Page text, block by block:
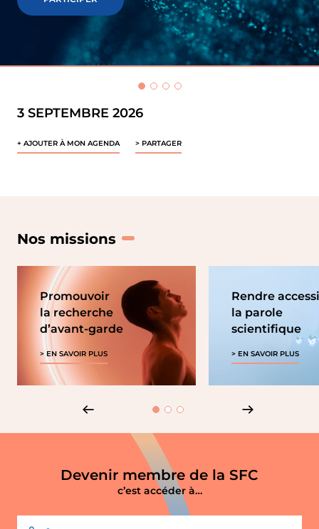
IFSCC
3 SEPTEMBRE 2026
+ AJOUTER À MON AGENDA > PARTAGER
Nos missions
Promouvoir
la recherche
d’avant-garde
EN SAVOIR PLUS
Rendre
la parole
scientifique
EN SAVOIR PLUS
Devenir membre de la SFC
c’est accéder à…